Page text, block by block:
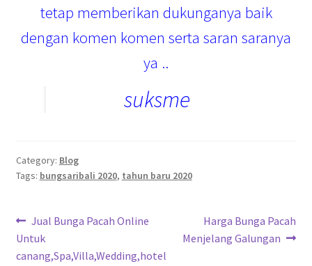
tetap memberikan dukunganya baik
dengan komen komen serta saran saranya
ya ..
suksme
Category: Blog
Tags: bungsaribali 2020, tahun baru 2020
Navigasi
pos
Previous
post:
Jual Bunga Pacah Online
Untuk
canang,Spa,Villa,Wedding,hotel
Next
post:
Harga Bunga Pacah
Menjelang Galungan